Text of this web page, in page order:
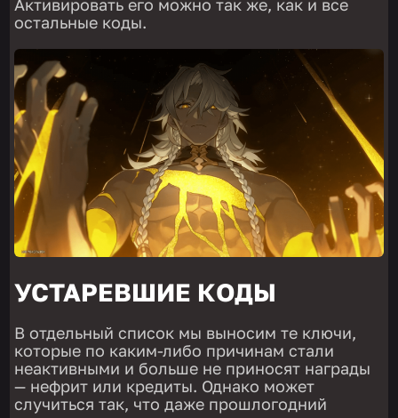
Активировать его можно так же, как и все
остальные коды.
УСТАРЕВШИЕ КОДЫ
В отдельный список мы выносим те ключи,
которые по каким-либо причинам стали
неактивными и больше не приносят награды
— нефрит или кредиты. Однако может
случиться так, что даже прошлогодний